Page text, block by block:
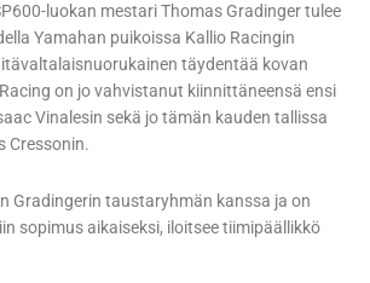
luokan mestari Thomas Gradinger tulee
Yamahan puikoissa Kallio Racingin
täydentää kovan
on jo vahvistanut kiinnittäneensä ensi
Vinalesin sekä jo tämän kauden tallissa
Cressonin.
Gradingerin taustaryhmän kanssa ja on
sopimus aikaiseksi, iloitsee tiimipäällikkö